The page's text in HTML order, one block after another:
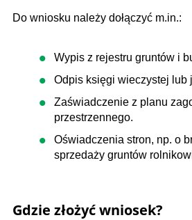
Do wniosku należy dołączyć m.in.:
Wypis z rejestru gruntów i
Odpis księgi wieczystej lub
Zaświadczenie z planu
przestrzennego.
Oświadczenia stron, np. o
sprzedaży gruntów
Gdzie złożyć wniosek?